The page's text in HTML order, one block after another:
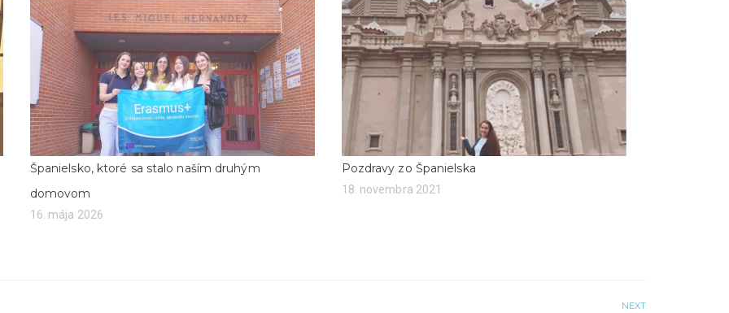
Španielsko, ktoré sa stalo naším druhým
domovom
16. mája 2026
Pozdravy zo Španielska
18. novembra 2021
NEXT